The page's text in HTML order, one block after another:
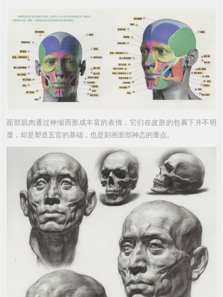
面部肌肉通过伸缩而形成丰富的表情，它们在皮肤的包裹下并不明
显，却是塑造五官的基础，也是刻画面部神态的重点。